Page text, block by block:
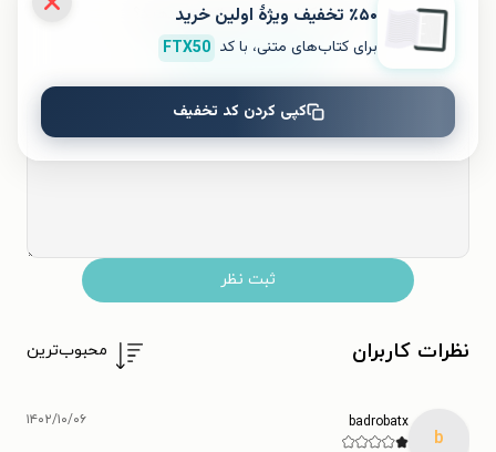
به این کتاب چه امتیازی می‌دهید؟
۱ ۲ ۳ ۴ ۵
ثبت نظر
نظرات کاربران محبوب‌ترین
b
badrobatx ۱۴۰۲/۱۰/۰۶
٪۵۰ تخفیف ویژۀ اولین خرید
برای کتاب‌های متنی، با کد FTX50
کپی کردن کد تخفیف